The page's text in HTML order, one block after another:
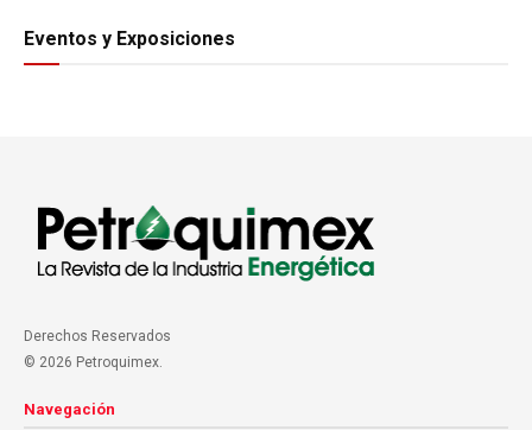
Eventos y Exposiciones
Derechos Reservados
© 2026 Petroquimex.
Navegación